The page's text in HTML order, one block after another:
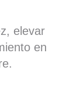
elevar
en